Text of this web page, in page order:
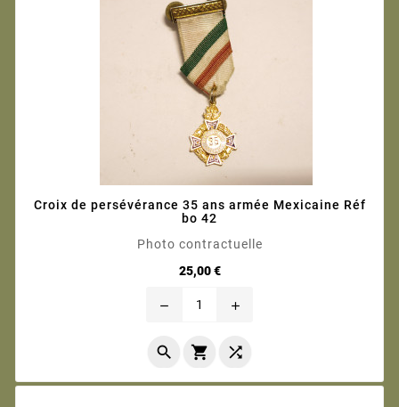
Croix de persévérance 35 ans armée Mexicaine Réf
bo 42
Photo contractuelle
25,00 €Prix
remove add
  